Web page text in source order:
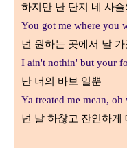
하지만 난 단지 네 사
You got me where you
넌 원하는 곳에서 날 가
I ain't nothin' but your
난 너의 바보 일뿐
Ya treated me mean,
넌 날 하찮고 잔인하게